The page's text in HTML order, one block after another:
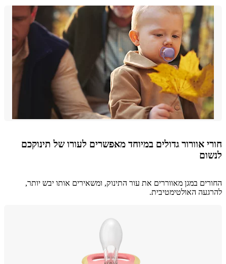
אוורור גדולים במיוחד מאפשרים לעורו של תינוקכם
במגן מאווררים את עור התינוק, ומשאירים אותו יבש יותר,
האולטימטיבית.